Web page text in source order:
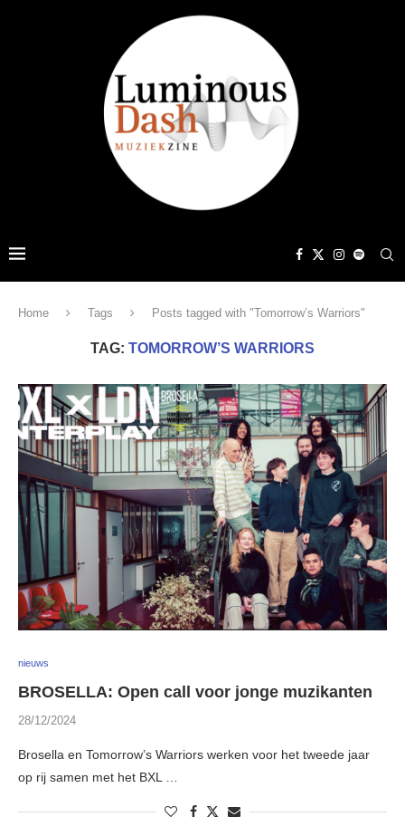
Home Tags Posts tagged with "Tomorrow’s Warriors"
TAG: TOMORROW’S WARRIORS
nieuws
BROSELLA: Open call voor jonge muzikanten
28/12/2024
Brosella en Tomorrow’s Warriors werken voor het tweede jaar
op rij samen met het BXL …